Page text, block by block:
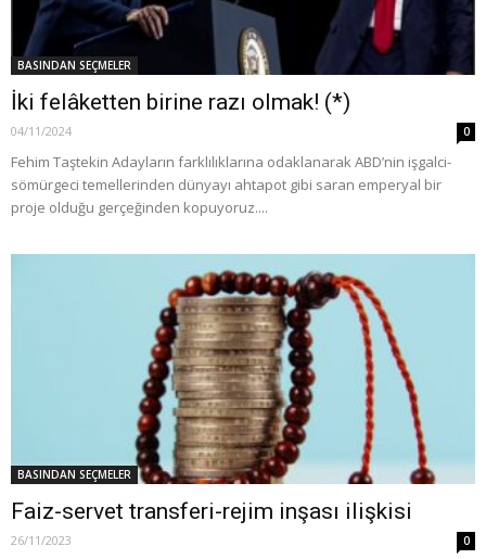
BASINDAN SEÇMELER
İki felâketten birine razı olmak! (*)
04/11/2024 0
Fehim Taştekin Adayların farklılıklarına odaklanarak ABD’nin işgalci-
sömürgeci temellerinden dünyayı ahtapot gibi saran emperyal bir
proje olduğu gerçeğinden kopuyoruz....
BASINDAN SEÇMELER
Faiz-servet transferi-rejim inşası ilişkisi
26/11/2023 0